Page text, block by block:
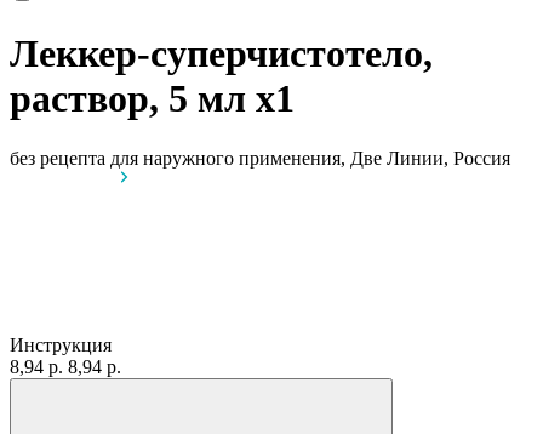
Леккер-суперчистотело,
раствор, 5 мл x1
без рецепта для наружного применения, Две Линии, Россия
Инструкция
8,94 р. 8,94 р.